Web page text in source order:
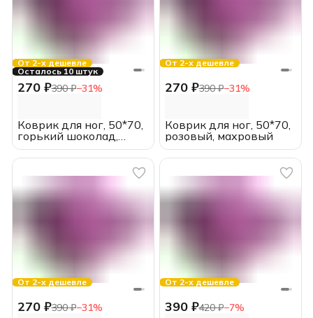
От 2-х дешевле
Осталось 10 штук
270 ₽390 ₽−31%
Коврик для ног, 50*70,
горький шоколад,
махровый
От 2-х дешевле
270 ₽390 ₽−31%
Коврик для ног, 50*70,
розовый, махровый
От 2-х дешевле
270 ₽390 ₽−31%
От 2-х дешевле
390 ₽420 ₽−7%